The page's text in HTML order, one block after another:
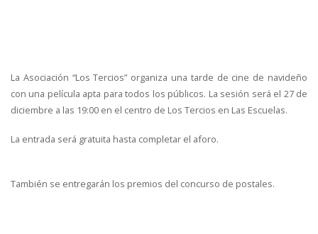
La Asociación “Los Tercios” organiza una tarde de cine de navideño
con una película apta para todos los públicos. La sesión será el 27 de
diciembre a las 19:00 en el centro de Los Tercios en Las Escuelas.
La entrada será gratuita hasta completar el aforo.
También se entregarán los premios del concurso de postales.